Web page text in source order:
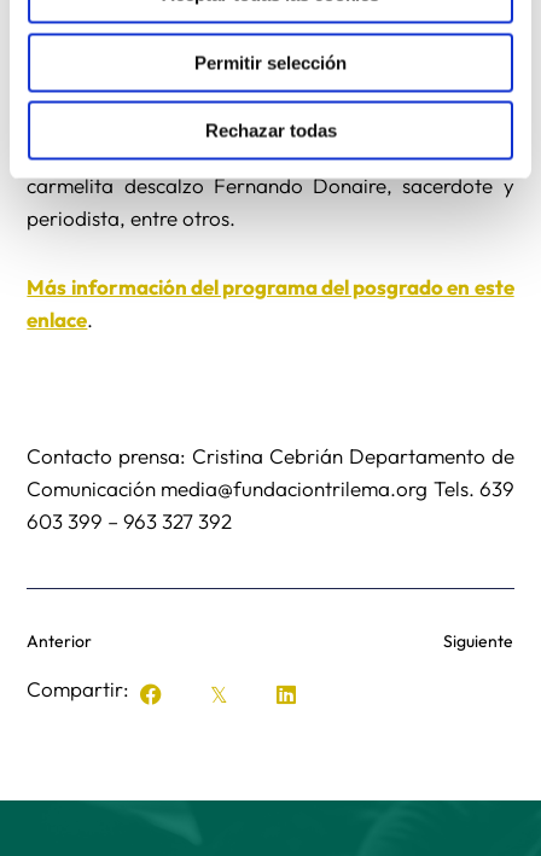
Permitir selección
Rechazar todas
Entre los especialistas en pastoral, participan en el
programa de formación el coordinador de Pastoral
de la Fundación Trilema, Martín Varela; Óscar
Alonso, de la Fundación Educación Católica; y el
carmelita descalzo Fernando Donaire, sacerdote y
periodista, entre otros.
Más información del programa del posgrado en este
enlace.
Contacto prensa: Cristina Cebrián Departamento de
Comunicación media@fundaciontrilema.org Tels. 639
603 399 – 963 327 392
Anterior Siguiente
Compartir: